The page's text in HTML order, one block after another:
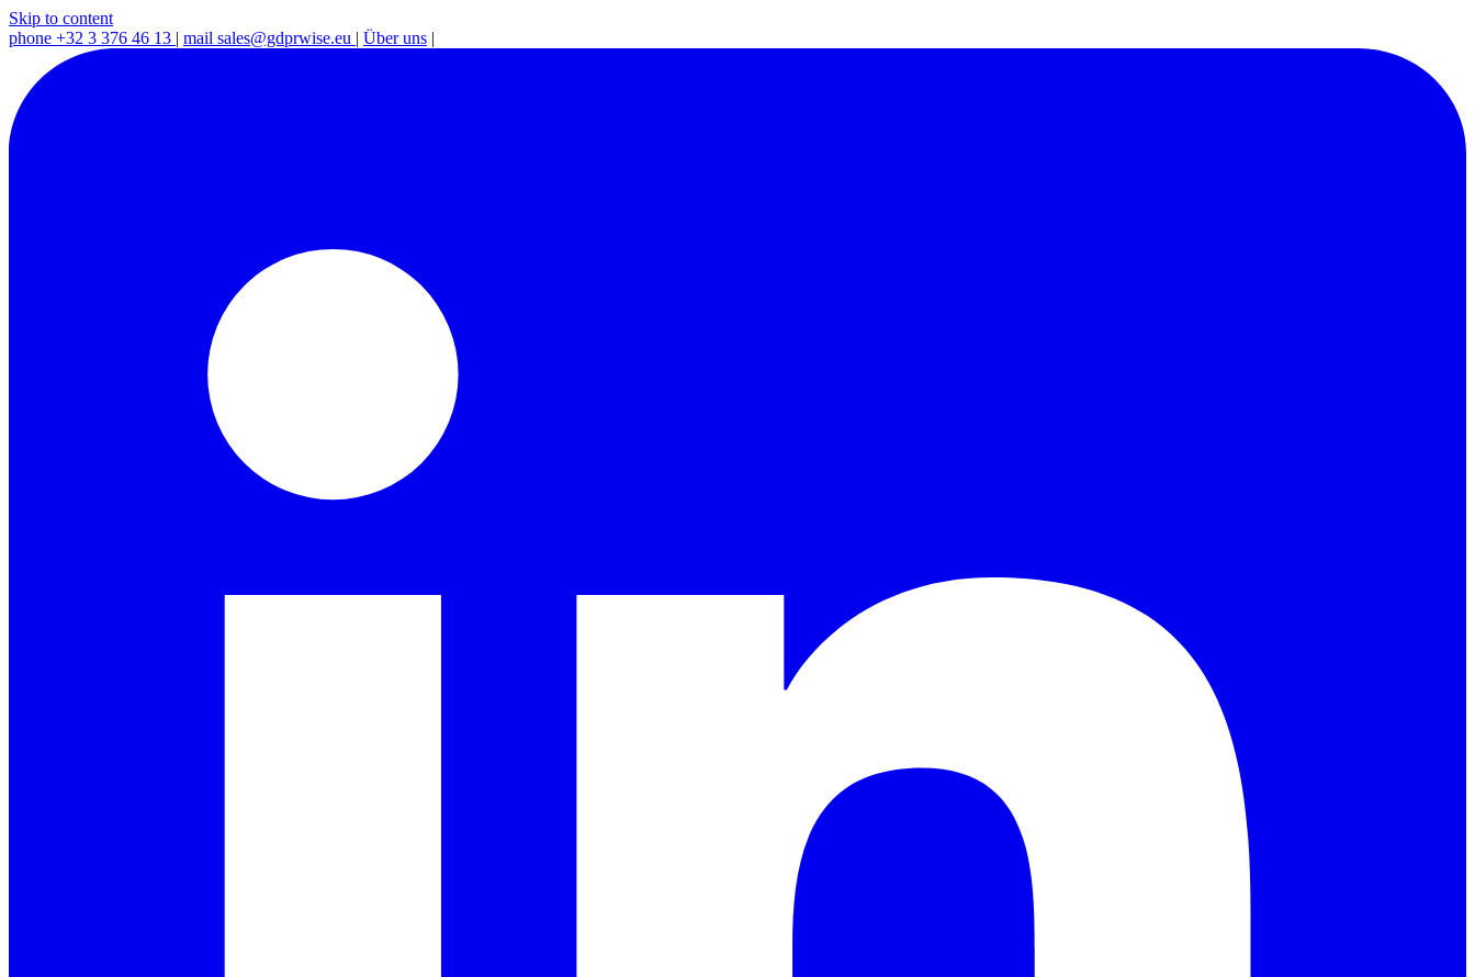
Skip to content
phone +32 3 376 46 13 | mail sales@gdprwise.eu | Über uns |